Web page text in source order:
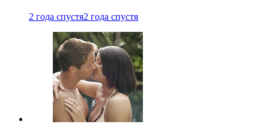
2 года спустя2 года спустя